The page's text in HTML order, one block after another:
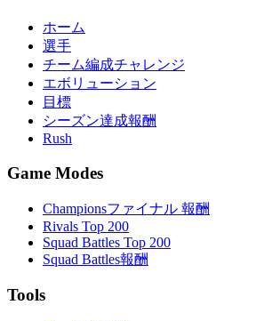
ホーム
選手
チーム編成チャレンジ
エボリューション
目標
シーズン達成報酬
Rush
Game Modes
Championsファイナル 報酬
Rivals Top 200
Squad Battles Top 200
Squad Battles報酬
Tools